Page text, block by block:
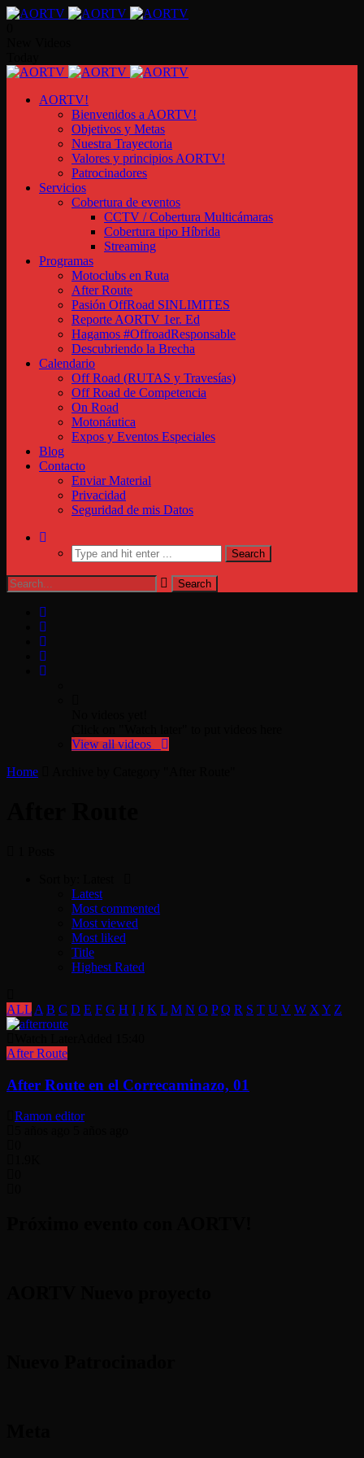
AORTV!
Bienvenidos a AORTV!
Objetivos y Metas
Nuestra Trayectoria
Valores y principios AORTV!
Patrocinadores
Servicios
Cobertura de eventos
CCTV / Cobertura Multicámaras
Cobertura tipo Híbrida
Streaming
Programas
Motoclubs en Ruta
After Route
Pasión OffRoad SINLIMITES
Reporte AORTV 1er. Ed
Hagamos #OffroadResponsable
Descubriendo la Brecha
Calendario
Off Road (RUTAS y Travesías)
Off Road de Competencia
On Road
Motonáutica
Expos y Eventos Especiales
Blog
Contacto
Enviar Material
Privacidad
Seguridad de mis Datos
View all videos
Home
Latest
Most commented
Most viewed
Most liked
Title
Highest Rated
ALL A B C D E F G H I J K L M N O P Q R S T U V W X Y Z
After Route
After Route en el Correcaminazo, 01
Ramon editor